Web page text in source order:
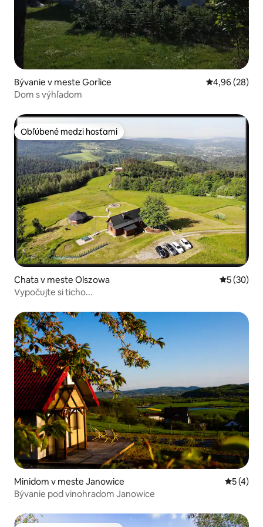
Bývanie v meste Gorlice Priemerné
4,96 (28)
Dom s výhľadom
Obľúbené medzi hosťami
Obľúbené medzi hosťami
Chata v meste Olszowa
5 (30)
Vypočujte si ticho...
Minidom v meste Janowice
5 (4)
Bývanie pod vinohradom Janowice